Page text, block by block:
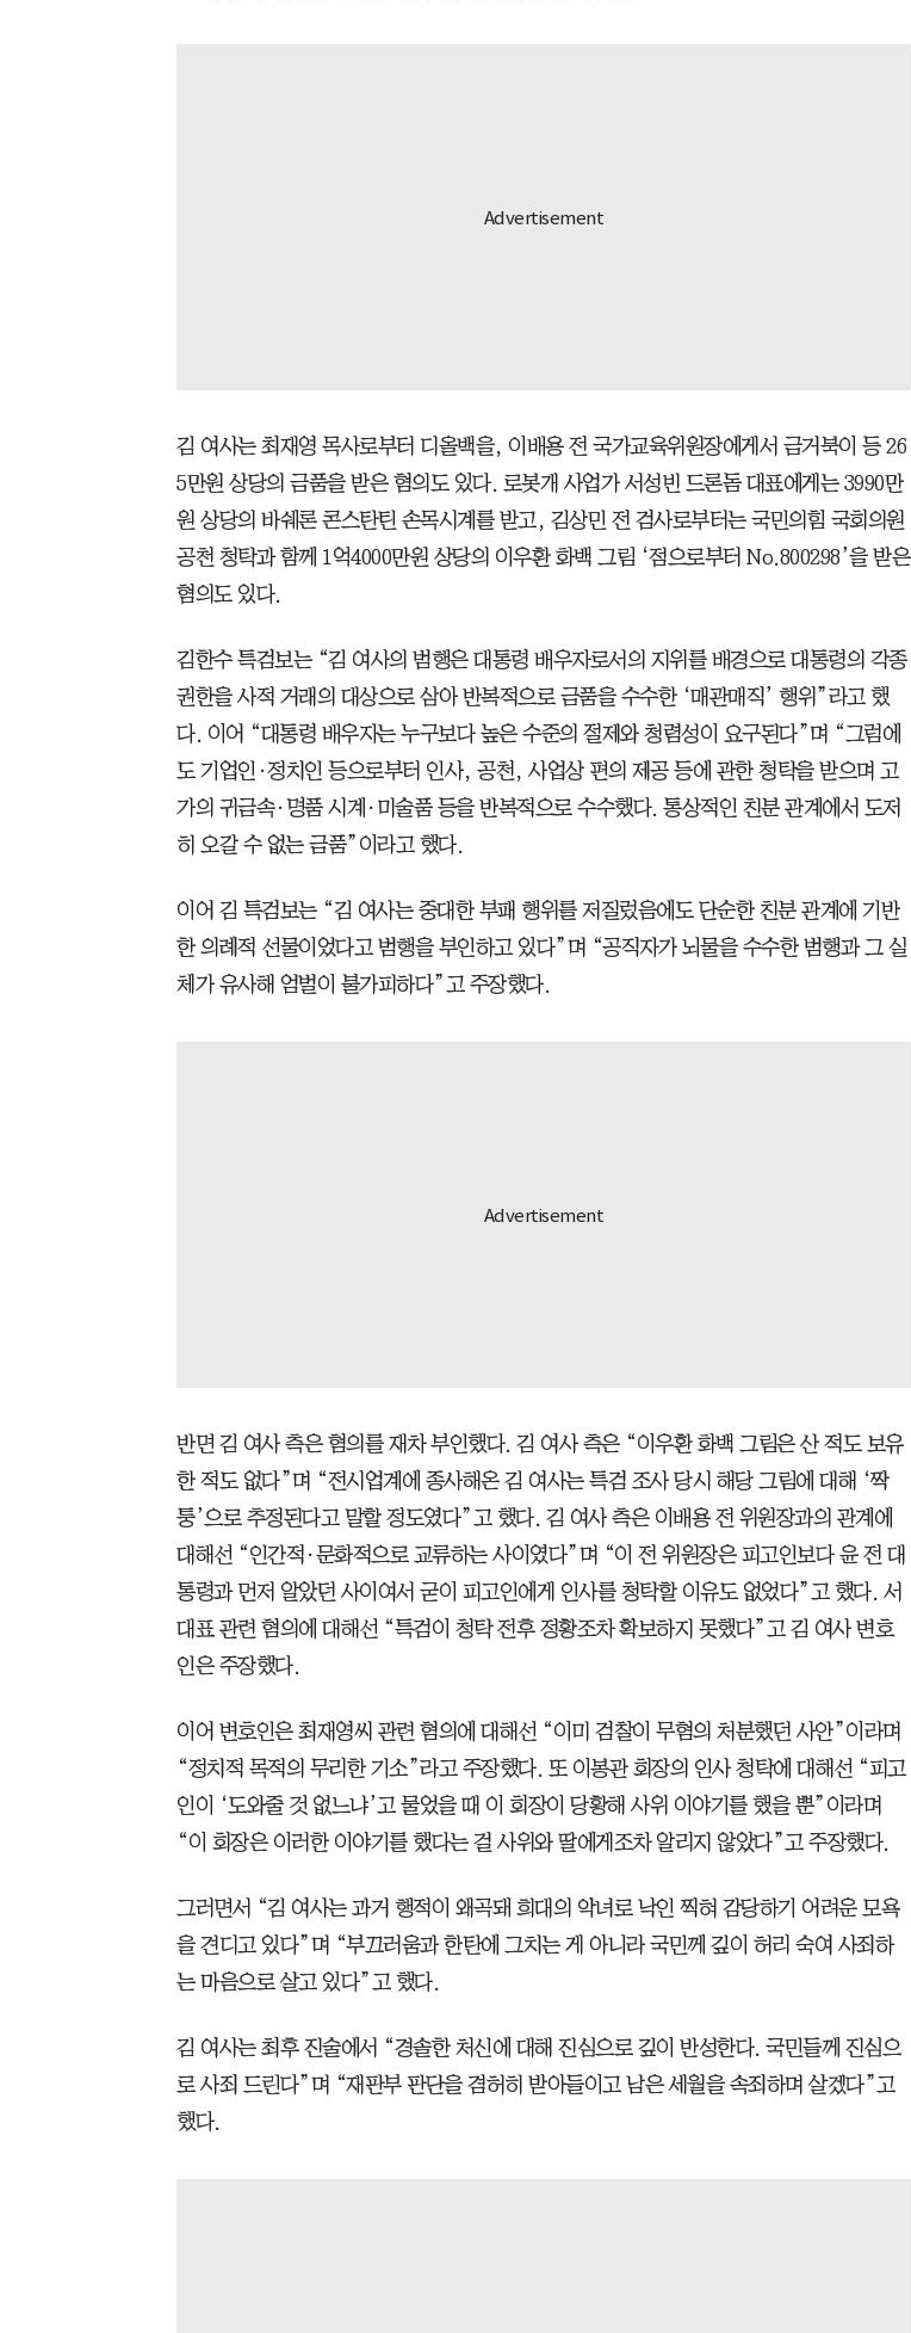
김 여사는 최재영 목사로부터 디올백을, 이배용 전 국가교육위원장에게서 금거북이 등 26
5만원 상당의 금품을 받은 혐의도 있다. 로봇개 사업가 서성빈 드론돔 대표에게는 3990만
원 상당의 바쉐론 콘스탄틴 손목시계를 받고, 김상민 전 검사로부터는 국민의힘 국회의원
공천 청탁과 함께 1억4000만원 상당의 이우환 화백 그림 ‘점으로부터 No.800298’을 받은
혐의도 있다.
김한수 특검보는 “김 여사의 범행은 대통령 배우자로서의 지위를 배경으로 대통령의 각종
권한을 사적 거래의 대상으로 삼아 반복적으로 금품을 수수한 ‘매관매직’ 행위”라고 했
다. 이어 “대통령 배우자는 누구보다 높은 수준의 절제와 청렴성이 요구된다”며 “그럼에
도 기업인·정치인 등으로부터 인사, 공천, 사업상 편의 제공 등에 관한 청탁을 받으며 고
가의 귀금속·명품 시계·미술품 등을 반복적으로 수수했다. 통상적인 친분 관계에서 도저
히 오갈 수 없는 금품”이라고 했다.
이어 김 특검보는 “김 여사는 중대한 부패 행위를 저질렀음에도 단순한 친분 관계에 기반
한 의례적 선물이었다고 범행을 부인하고 있다”며 “공직자가 뇌물을 수수한 범행과 그 실
체가 유사해 엄벌이 불가피하다”고 주장했다.
반면 김 여사 측은 혐의를 재차 부인했다. 김 여사 측은 “이우환 화백 그림은 산 적도 보유
한 적도 없다”며 “전시업계에 종사해온 김 여사는 특검 조사 당시 해당 그림에 대해 ‘짝
퉁’으로 추정된다고 말할 정도였다”고 했다. 김 여사 측은 이배용 전 위원장과의 관계에
대해선 “인간적·문화적으로 교류하는 사이였다”며 “이 전 위원장은 피고인보다 윤 전 대
통령과 먼저 알았던 사이여서 굳이 피고인에게 인사를 청탁할 이유도 없었다”고 했다. 서
대표 관련 혐의에 대해선 “특검이 청탁 전후 정황조차 확보하지 못했다”고 김 여사 변호
인은 주장했다.
이어 변호인은 최재영씨 관련 혐의에 대해선 “이미 검찰이 무혐의 처분했던 사안”이라며
“정치적 목적의 무리한 기소”라고 주장했다. 또 이봉관 회장의 인사 청탁에 대해선 “피고
인이 ‘도와줄 것 없느냐’고 물었을 때 이 회장이 당황해 사위 이야기를 했을 뿐”이라며
“이 회장은 이러한 이야기를 했다는 걸 사위와 딸에게조차 알리지 않았다”고 주장했다.
그러면서 “김 여사는 과거 행적이 왜곡돼 희대의 악녀로 낙인 찍혀 감당하기 어려운 모욕
을 견디고 있다”며 “부끄러움과 한탄에 그치는 게 아니라 국민께 깊이 허리 숙여 사죄하
는 마음으로 살고 있다”고 했다.
김 여사는 최후 진술에서 “경솔한 처신에 대해 진심으로 깊이 반성한다. 국민들께 진심으
로 사죄 드린다”며 “재판부 판단을 겸허히 받아들이고 남은 세월을 속죄하며 살겠다”고
했다.